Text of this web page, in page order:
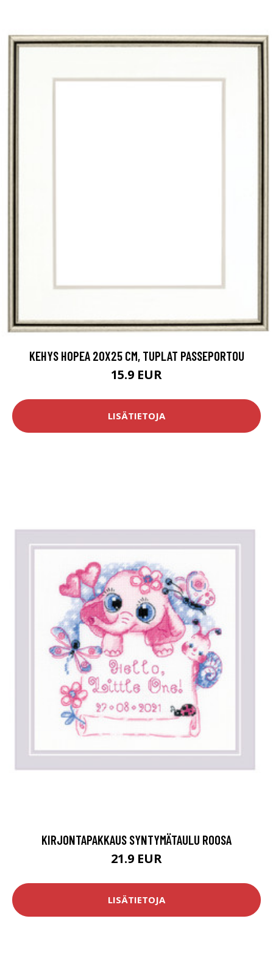
KEHYS HOPEA 20X25 CM, TUPLAT PASSEPORTOU
15.9 EUR
LISÄTIETOJA
KIRJONTAPAKKAUS SYNTYMÄTAULU ROOSA
21.9 EUR
LISÄTIETOJA